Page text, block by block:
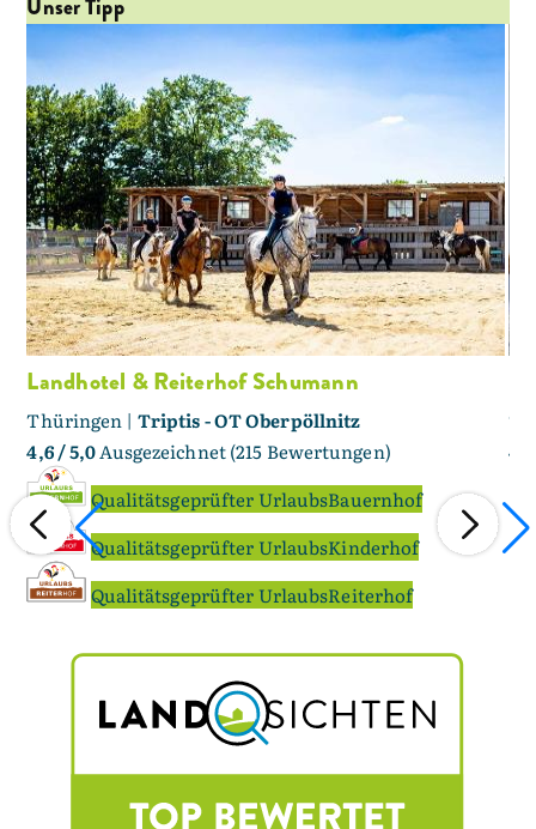
Unser Tipp
Landhotel & Reiterhof Schumann
Thüringen | Triptis - OT Oberpöllnitz
4,6/ 5,0Ausgezeichnet (215 Bewertungen)
Qualitätsgeprüfter UrlaubsBauernhof
Qualitätsgeprüfter UrlaubsKinderhof
Qualitätsgeprüfter UrlaubsReiterhof
4,6